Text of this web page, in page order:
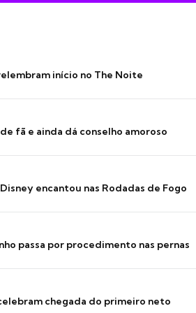
início no The Noite
fã e ainda dá conselho amoroso
encantou nas Rodadas de Fogo
passa por procedimento nas pernas
chegada do primeiro neto